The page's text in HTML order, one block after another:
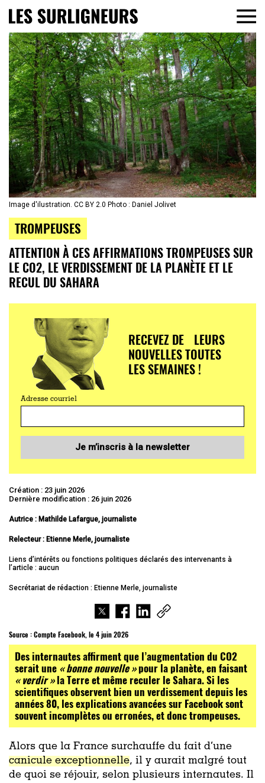
Image d'ilustration. CC BY 2.0 Photo : Daniel Jolivet
TROMPEUSES
ATTENTION À CES AFFIRMATIONS TROMPEUSES SUR
LE CO2, LE VERDISSEMENT DE LA PLANÈTE ET LE
RECUL DU SAHARA
RECEVEZ DE LEURS
NOUVELLES TOUTES
LES SEMAINES !
Adresse courriel
Je m’inscris à la newsletter
Création : 23 juin 2026
Dernière modification : 26 juin 2026
Autrice : Mathilde Lafargue, journaliste
Relecteur : Etienne Merle, journaliste
Liens d’intérêts ou fonctions politiques déclarés des intervenants à
l’article : aucun
Secrétariat de rédaction : Etienne Merle, journaliste
Source :Compte Facebook, le 4 juin 2026
Des internautes affirment que l’augmentation du CO2
serait une « bonne nouvelle »pour la planète, en faisant
« verdir »la Terre et même reculer le Sahara. Si les
scientifiques observent bien un verdissement depuis les
années 80, les explications avancées sur Facebook sont
souvent incomplètes ou erronées, et donc trompeuses.
Alors que la France surchauffe du fait d’une
canicule exceptionnelle, il y aurait malgré tout
de quoi se réjouir, selon plusieurs internautes. Il